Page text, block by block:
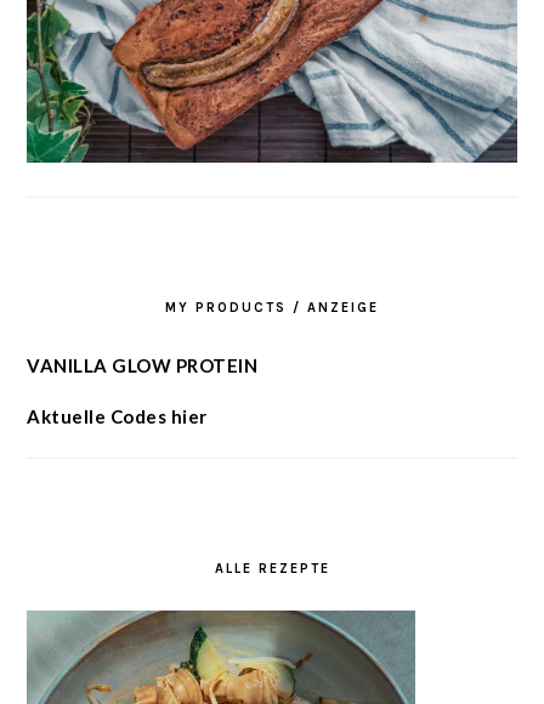
MY PRODUCTS / ANZEIGE
VANILLA GLOW PROTEIN
Aktuelle Codes hier
ALLE REZEPTE